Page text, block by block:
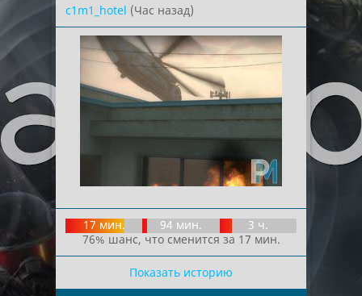
c1m1_hotel (Час назад)
17 мин. 94 мин.
3 ч.
76% шанс, что сменится за 17 мин.
Показать историю